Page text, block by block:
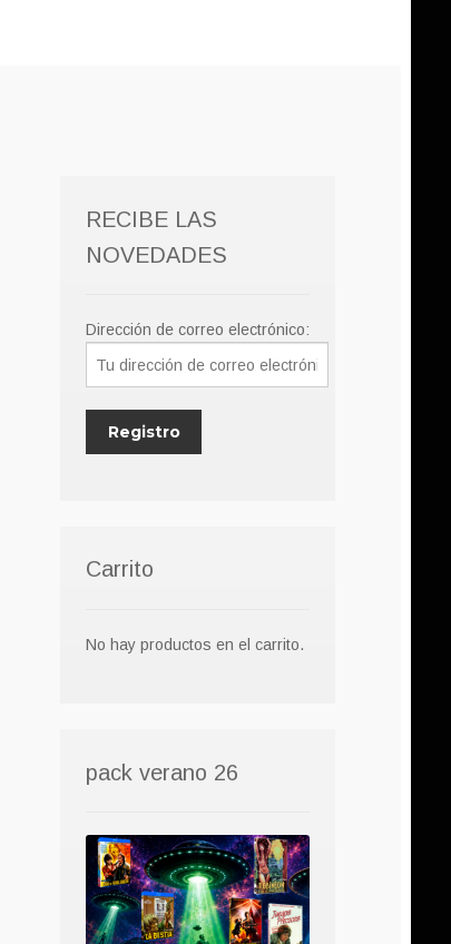
RECIBE LAS
NOVEDADES
Dirección de correo electrónico:
Carrito
No hay productos en el carrito.
pack verano 26